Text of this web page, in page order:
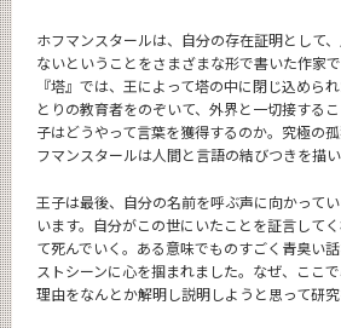
ホフマンスタールは、自分の存在証明として
ないということをさまざまな形で書いた作家
『塔』では、王によって塔の中に閉じ込めら
とりの教育者をのぞいて、外界と一切接する
子はどうやって言葉を獲得するのか。究極の
フマンスタールは人間と言語の結びつきを描い
王子は最後、自分の名前を呼ぶ声に向かって
います。自分がこの世にいたことを証言して
て死んでいく。ある意味でものすごく青臭い
ストシーンに心を掴まれました。なぜ、ここ
理由をなんとか解明し説明しようと思って研究